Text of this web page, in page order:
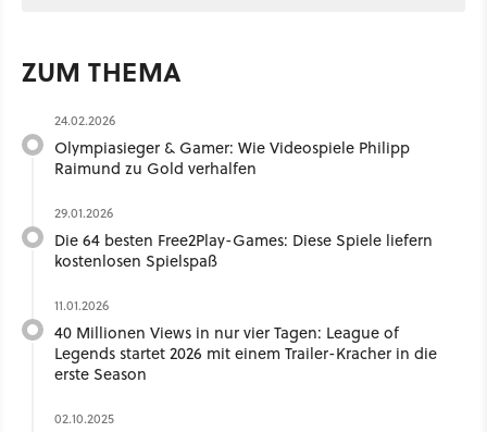
ZUM THEMA
24.02.2026
Olympiasieger & Gamer: Wie Videospiele Philipp
Raimund zu Gold verhalfen
29.01.2026
Die 64 besten Free2Play-Games: Diese Spiele liefern
kostenlosen Spielspaß
11.01.2026
40 Millionen Views in nur vier Tagen: League of
Legends startet 2026 mit einem Trailer-Kracher in die
erste Season
02.10.2025